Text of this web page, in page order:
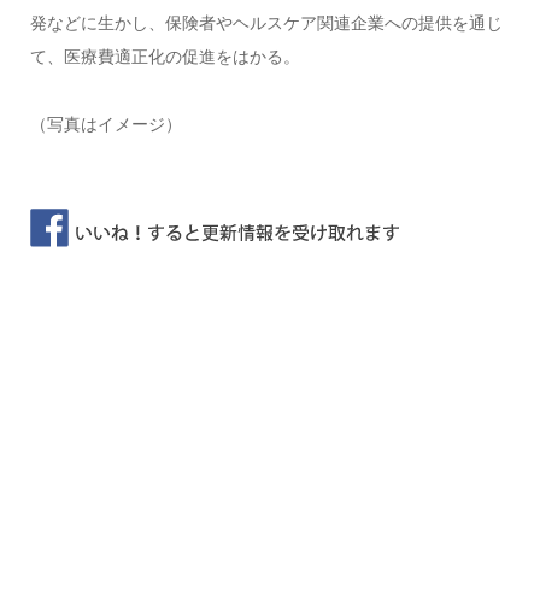
発などに生かし、保険者やヘルスケア関連企業への提供を通じ
て、医療費適正化の促進をはかる。
（写真はイメージ）